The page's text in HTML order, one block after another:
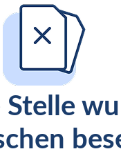
Stelle